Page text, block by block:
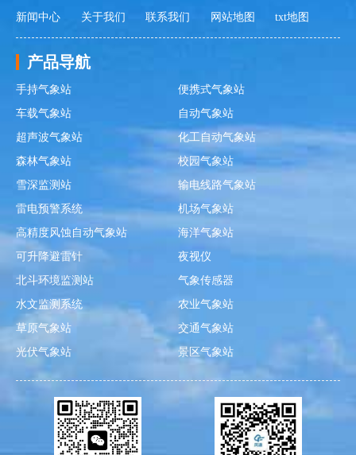
新闻中心
关于我们 联系我们 网站地图 txt地图
产品导航
手持气象站
便携式气象站
车载气象站
自动气象站
超声波气象站
化工自动气象站
森林气象站
校园气象站
雪深监测站
输电线路气象站
雷电预警系统
机场气象站
高精度风蚀自动气象站
海洋气象站
可升降避雷针
夜视仪
北斗环境监测站
气象传感器
水文监测系统
农业气象站
草原气象站
交通气象站
光伏气象站
景区气象站